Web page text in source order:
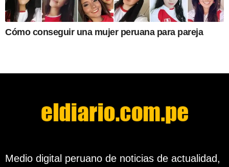
Cómo conseguir una mujer peruana para pareja
Medio digital peruano de noticias de actualidad,